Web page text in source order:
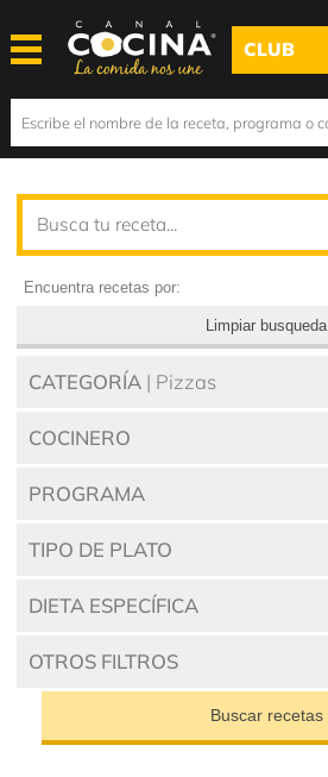
CLUB
Encuentra recetas por:
Limpiar busqueda
CATEGORÍA | Pizzas
COCINERO
PROGRAMA
TIPO DE PLATO
DIETA ESPECÍFICA
OTROS FILTROS
Buscar recetas